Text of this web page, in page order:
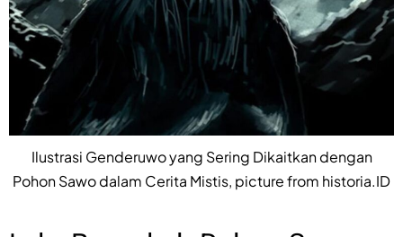
Ilustrasi Genderuwo yang Sering Dikaitkan dengan
Pohon Sawo dalam Cerita Mistis, picture from historia.ID